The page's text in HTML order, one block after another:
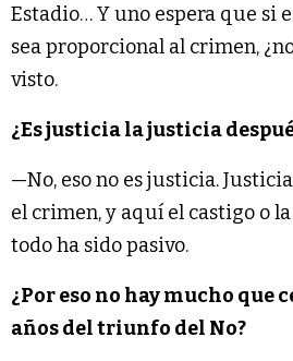
Estadio… Y uno espera que si
sea proporcional al crimen,
visto.
¿Es justicia la justicia
—No, eso no es justicia.
el crimen, y aquí el castigo o
todo ha sido pasivo.
¿Por eso no hay mucho que
años del triunfo del No?